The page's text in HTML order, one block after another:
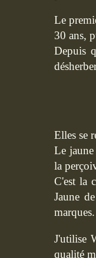
Le
30 ans,
Depuis
Elles se
Le jaune
la
C'est la
Jaune
marques.
J'utilise
qualité